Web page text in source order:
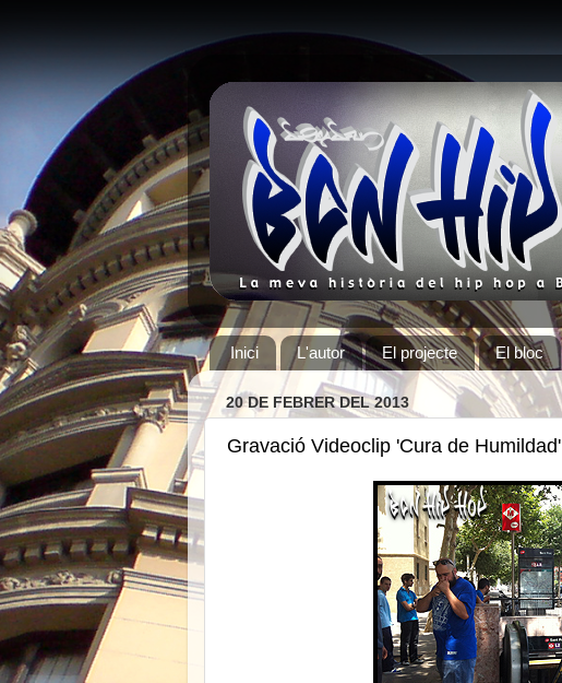
Inici L'autor El projecte El bloc
20 DE FEBRER DEL 2013
Gravació Videoclip 'Cura de Humildad'